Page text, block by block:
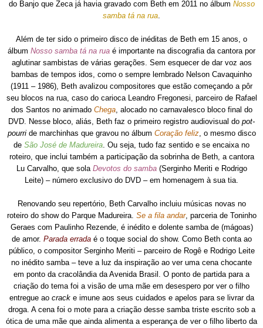
do Banjo que Zeca já havia gravado com Beth em 2011 no álbum Nosso
samba tá na rua
Além de ter sido o primeiro disco de inéditas de Beth em 15 anos, o
álbum Nosso samba tá na rua é importante na discografia da cantora por
aglutinar sambistas de várias gerações. Sem esquecer de dar voz aos
bambas de tempos idos, como o sempre lembrado Nelson Cavaquinho
(1911 – 1986), Beth avalizou compositores que estão começando a pôr
seu blocos na rua, caso do carioca Leandro Fregonesi, parceiro de Rafael
dos Santos no animado Chega, alocado no carnavalesco bloco final do
DVD. Nesse bloco, aliás, Beth faz o primeiro registro audiovisual do pot-
pourri de marchinhas que gravou no álbum Coração feliz, o mesmo disco
de São José de Madureira . Ou seja, tudo faz sentido e se encaixa no
roteiro, que inclui também a participação da sobrinha de Beth, a cantora
Lu Carvalho, que sola Devotos do samba(Serginho Meriti e Rodrigo
Leite) – número exclusivo do DVD – em homenagem à sua tia.
Renovando seu repertório, Beth Carvalho incluiu músicas novas no
roteiro do show do Parque Madureira. Se a fila andar, parceria de Toninho
Geraes com Paulinho Rezende, é inédito e dolente samba de (mágoas)
de amor. Parada erradaé o toque social do show. Como Beth conta ao
público, o compositor Serginho Meriti – parceiro de Rogê e Rodrigo Leite
no inédito samba – teve a luz da inspiração ao ver uma cena chocante
em ponto da cracolândia da Avenida Brasil. O ponto de partida para a
criação do tema foi a visão de uma mãe em desespero por ver o filho
entregue ao cracke imune aos seus cuidados e apelos para se livrar da
droga. A cena foi o mote para a criação desse samba triste escrito sob a
ótica de uma mãe que ainda alimenta a esperança de ver o filho liberto da